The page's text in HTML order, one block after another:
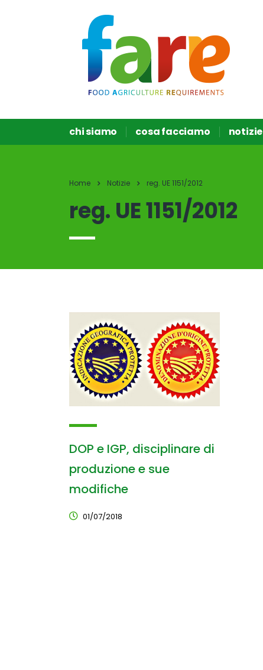
chi siamo cosa facciamo notizie
Home Notizie reg. UE 1151/2012
reg. UE 1151/2012
DOP e IGP, disciplinare di
produzione e sue
modifiche
01/07/2018